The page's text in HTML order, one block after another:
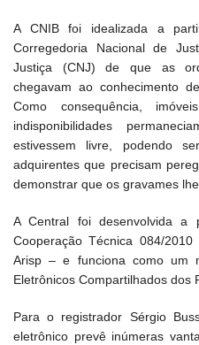
A CNIB foi idealizada a
Corregedoria Nacional de
Justiça (CNJ) de que as
chegavam ao conhecimento
Como consequência,
indisponibilidades
estivessem livre, podendo
adquirentes que precisam
demonstrar que os gravames
A Central foi desenvolvida a
Cooperação Técnica 084/
Arisp – e funciona como um
Eletrônicos Compartilhados dos
Para o registrador Sérgio
eletrônico prevê inúmeras